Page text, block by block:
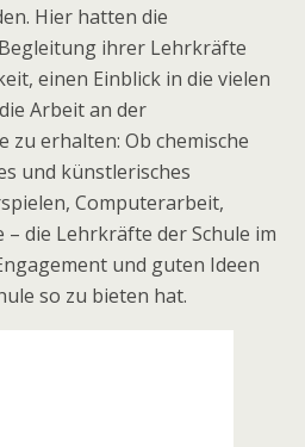
Hier hatten die
ihrer Lehrkräfte
einen Einblick in die vielen
Arbeit an der
zu erhalten: Ob chemische
und künstlerisches
Computerarbeit,
die Lehrkräfte der Schule im
und guten Ideen
so zu bieten hat.